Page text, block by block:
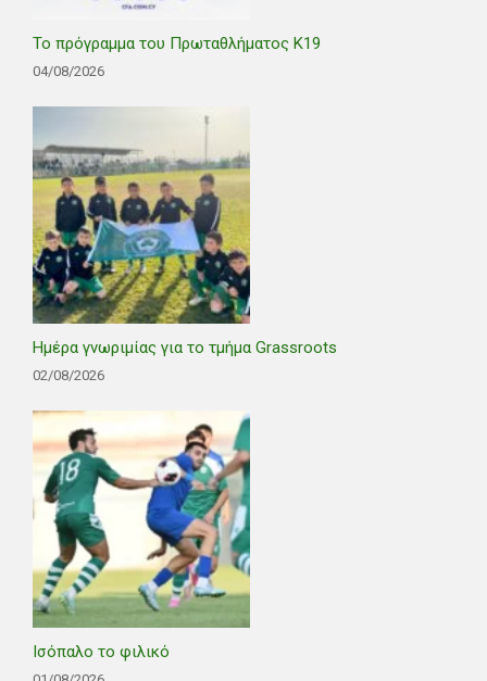
Το πρόγραμμα του Πρωταθλήματος Κ19
04/08/2026
Ημέρα γνωριμίας για το τμήμα Grassroots
02/08/2026
Ισόπαλο το φιλικό